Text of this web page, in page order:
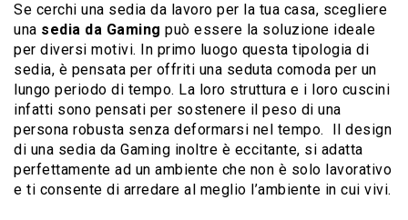
Se cerchi una sedia da lavoro per la tua casa, scegliere
una sedia da Gaming può essere la soluzione ideale
per diversi motivi. In primo luogo questa tipologia di
sedia, è pensata per offriti una seduta comoda per un
lungo periodo di tempo. La loro struttura e i loro cuscini
infatti sono pensati per sostenere il peso di una
persona robusta senza deformarsi nel tempo. Il design
di una sedia da Gaming inoltre è eccitante, si adatta
perfettamente ad un ambiente che non è solo lavorativo
e ti consente di arredare al meglio l’ambiente in cui vivi.